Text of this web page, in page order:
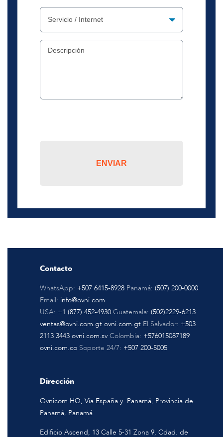
Contacto
WhatsApp: +507 6415-8928 Panamá: (507) 200-0000
Email: info@ovni.com
USA: +1 (877) 452-4930 Guatemala: (502)2229-6213
ventas@ovni.com.gt ovni.com.gt El Salvador: +503
2113 3443 ovni.com.sv Colombia: +576015087189
ovni.com.co Soporte 24/7: +507 200-5005
Dirección
Ovnicom HQ, Vía España y Panamá, Provincia de
Panamá, Panamá
Edificio Ascend, 13 Calle 5-31 Zona 9, Cdad. de